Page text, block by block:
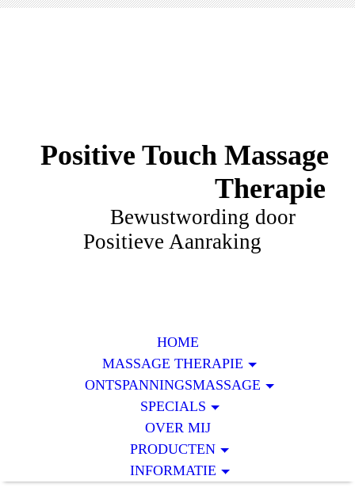
Positive Touch Massage
Therapie
Bewustwording door
Positieve Aanraking
HOME
MASSAGE THERAPIE
ONTSPANNINGSMASSAGE
SPECIALS
OVER MIJ
PRODUCTEN
INFORMATIE